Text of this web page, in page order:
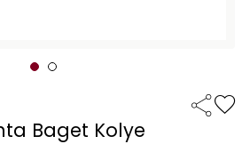
Baget Kolye